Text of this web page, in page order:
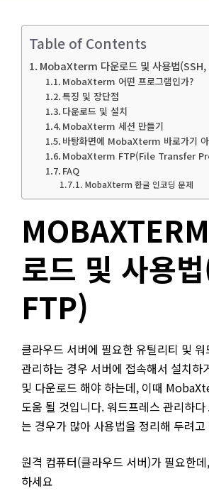
Table of Contents
MobaXterm 다운로드 및 사용법(SSH,
MobaXterm 어떤 프로그램인가?
특징 및 장단점
다운로드 및 설치
MobaXterm 세션 만들기
바탕화면에 MobaXterm 바로가기
MobaXterm FTP(File Transfer
FAQ
MobaXterm 한글 인코딩 문제
로드 및 사용
FTP)
클라우드 서버에 필요한 유틸리티 및
관리하는 경우 서버에 접속해서 설치하
및 다운로드 해야 하는데, 이때
도움 될 것입니다. 워드프레스 관리하
는 경우가 많아 사용법을 정리해 두려
원격 컴퓨터(클라우드 서버)가 필요한
하세요